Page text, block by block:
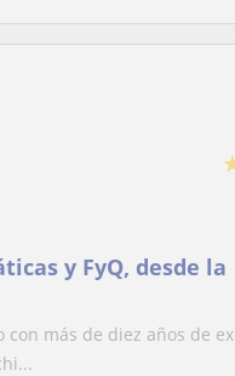
y FyQ, desde la
más de diez años de